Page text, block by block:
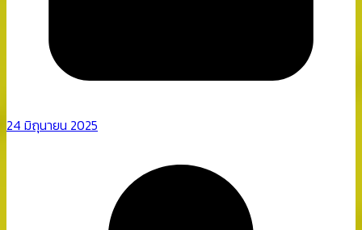
24 มิถุนายน 2025